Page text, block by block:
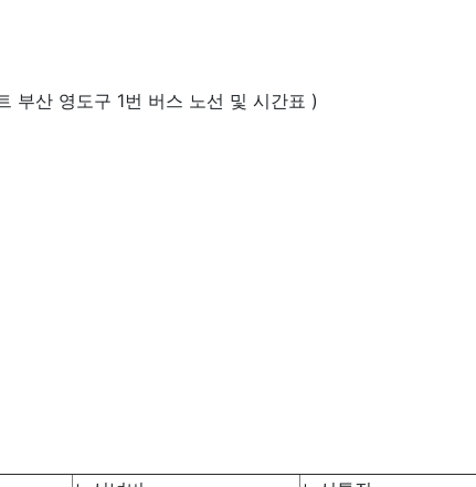
부산 영도구 1번 버스 노선 및 시간표 )